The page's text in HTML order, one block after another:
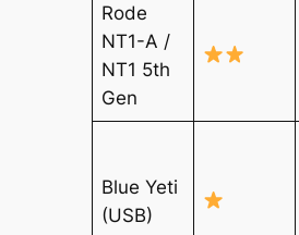
Rode
NT1-A /
NT1 5th
Gen
Blue Yeti
(USB)